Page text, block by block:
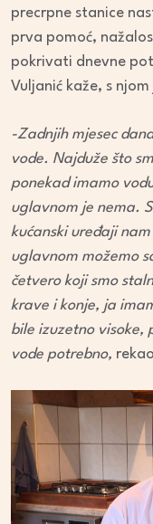
precrpne stanice
prva pomoć,
pokrivati dnevne
Vuljanić kaže, s
-Zadnjih mjesec
vode. Najduže što
ponekad imamo
uglavnom je nema.
kućanski uređaji
uglavnom možemo
četvero koji smo
krave i konje, ja
bile izuzetno visoke,
vode potrebno,